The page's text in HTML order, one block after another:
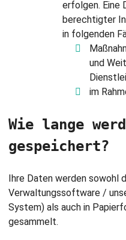
erfolgen. Eine
berechtigter
in folgenden
und
im
Wie lange
gespeichert?
Ihre Daten werden sowohl
Verwaltungssoftware /
System) als auch in
gesammelt.